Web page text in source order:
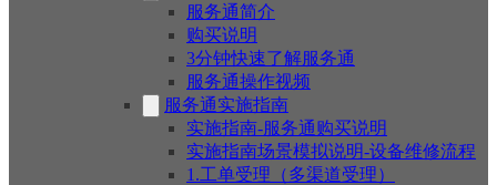
服务通简介
购买说明
3分钟快速了解服务通
服务通操作视频
服务通实施指南
实施指南-服务通购买说明
实施指南场景模拟说明-设备维修流程
1.工单受理（多渠道受理）